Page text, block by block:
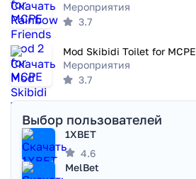
Мероприятия
3.7
Mod Skibidi Toilet for MCPE
Мероприятия
3.7
Выбор пользователей
1XBET
4.6
MelBet